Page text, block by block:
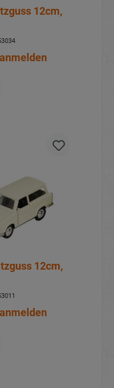
12cm,
12cm,